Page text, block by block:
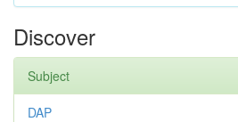
Discover
Subject
DAP